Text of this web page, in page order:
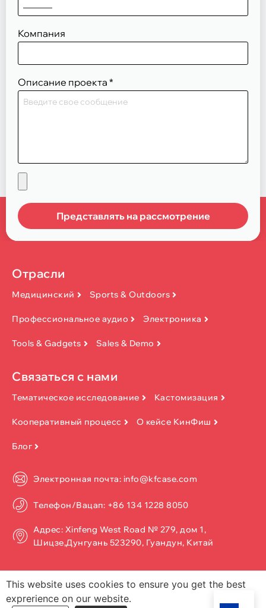
Компания
Описание проекта *
Представлять на рассмотрение
Отрасли
Медицинский Sports & Outdoors
Профессиональное аудио Электроника
Tools & Gadgets Sales & Demo
Связаться с нами
Тематическое исследование Кастомизация
Кооперативный процесс О кейсе КинФиш
Блог
Электронная почта: info@kfcase.com
Телефон/Вацап: +86 134 1228 8050
Адрес: Xinfeng West Road № 279, дом 1,
Шицзе,Дунгуань 523290, Гуандун, Китай
This website uses cookies to ensure you get the best
exprerience on our website.